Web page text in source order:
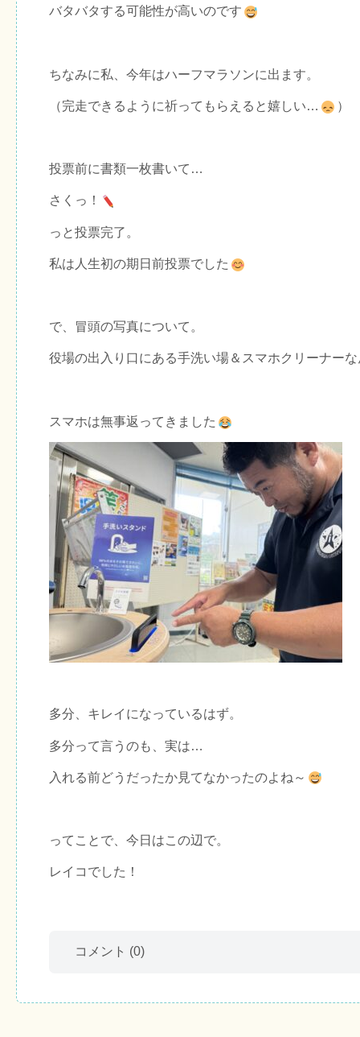
バタバタする可能性が高いのです
ちなみに私、今年はハーフマラソンに出ます。
（完走できるように祈ってもらえると嬉しい… ）
投票前に書類一枚書いて…
さくっ！
っと投票完了。
私は人生初の期日前投票でした
で、冒頭の写真について。
役場の出入り口にある手洗い場＆スマホクリーナー
スマホは無事返ってきました
多分、キレイになっているはず。
多分って言うのも、実は…
入れる前どうだったか見てなかったのよね～
ってことで、今日はこの辺で。
レイコでした！
コメント (0)